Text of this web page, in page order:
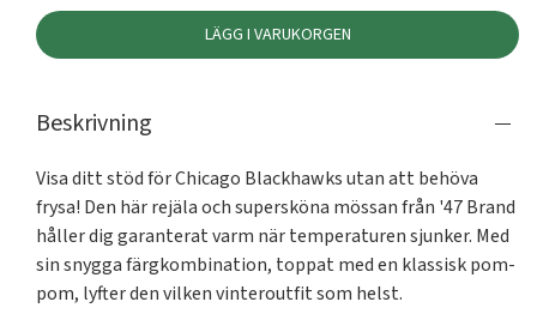
LÄGG I VARUKORGEN
Beskrivning
Visa ditt stöd för Chicago Blackhawks utan att behöva
frysa! Den här rejäla och supersköna mössan från '47 Brand
håller dig garanterat varm när temperaturen sjunker. Med
sin snygga färgkombination, toppat med en klassisk pom-
pom, lyfter den vilken vinteroutfit som helst.